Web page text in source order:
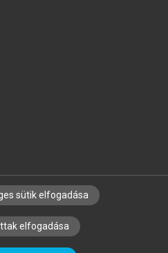
KÖNYVTÁROSOKNAK
ALAPELVEK
sütik elfogadása
elfogadása